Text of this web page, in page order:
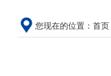
您现在的位置： 首页